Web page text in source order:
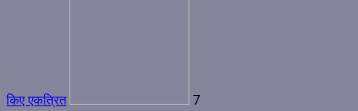
किए एकत्रित 7